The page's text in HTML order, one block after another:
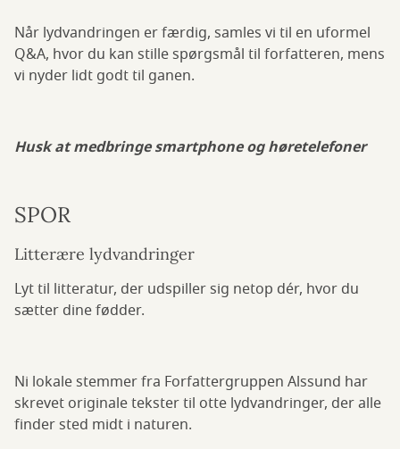
Når lydvandringen er færdig, samles vi til en uformel
Q&A, hvor du kan stille spørgsmål til forfatteren, mens
vi nyder lidt godt til ganen.
Husk at medbringe smartphone og høretelefoner
SPOR
Litterære lydvandringer
Lyt til litteratur, der udspiller sig netop dér, hvor du
sætter dine fødder.
Ni lokale stemmer fra Forfattergruppen Alssund har
skrevet originale tekster til otte lydvandringer, der alle
finder sted midt i naturen.